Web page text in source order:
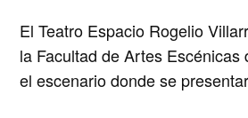
El Teatro Espacio Rogelio
la Facultad de Artes Escénicas
el escenario donde se